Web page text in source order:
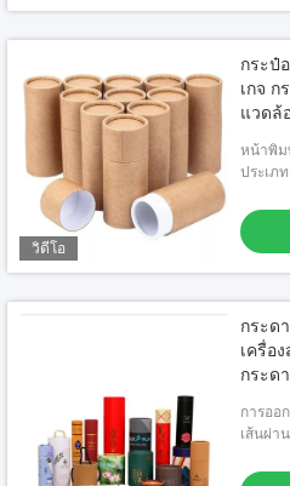
วิดีโอ
กระป๋
เกจ ก
แวดล้
หน้าพิม
ประเภ
กระด
เครื่อ
กระด
การออ
แสดงผ
เส้นผ่า